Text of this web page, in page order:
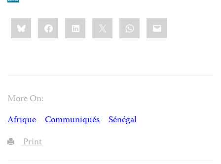
Share
this:BlueskyFacebookLinkedIn WhatsApp
Email
More On:
Afrique
Communiqués
Sénégal
Print